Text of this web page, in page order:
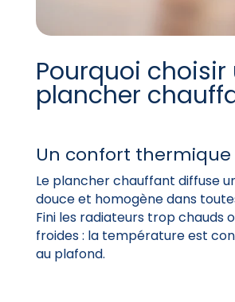
Pourquoi choisir
plancher
Un confort
Le plancher chauffant diffuse
douce et homogène dans
Fini les radiateurs trop chauds
froides : la température est
au plafond.